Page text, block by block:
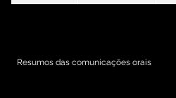
Resumos das comunicações orais